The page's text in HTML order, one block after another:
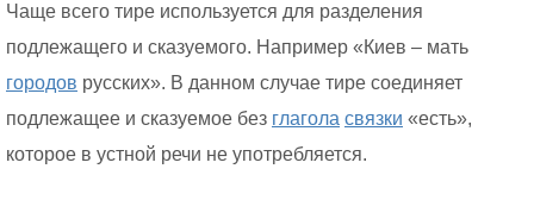
Чаще всего тире используется для разделения
подлежащего и сказуемого. Например «Киев – мать
городов русских». В данном случае тире соединяет
подлежащее и сказуемое без глагола связки «есть»,
которое в устной речи не употребляется.